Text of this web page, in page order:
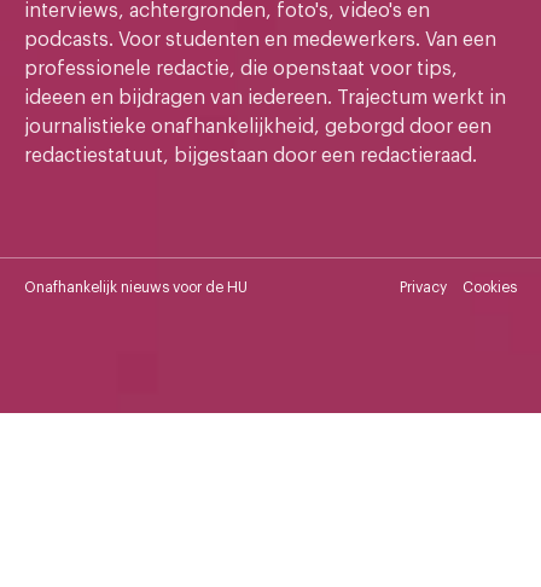
interviews, achtergronden, foto's, video's en
podcasts. Voor studenten en medewerkers. Van een
professionele redactie, die openstaat voor tips,
ideeen en bijdragen van iedereen. Trajectum werkt in
journalistieke onafhankelijkheid, geborgd door een
redactiestatuut, bijgestaan door een redactieraad.
Onafhankelijk nieuws voor de HU Privacy Cookies